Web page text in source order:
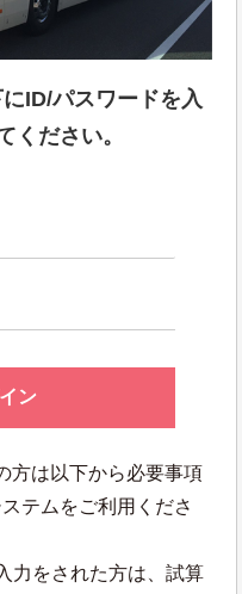
ID/パスワードを入
ください。
方は以下から必要事項
テムをご利用くださ
力をされた方は、試算